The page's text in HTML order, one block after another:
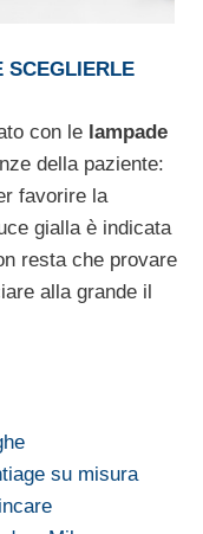
SCEGLIERLE
con le lampade
della paziente:
favorire la
gialla è indicata
resta che provare
alla grande il
su misura